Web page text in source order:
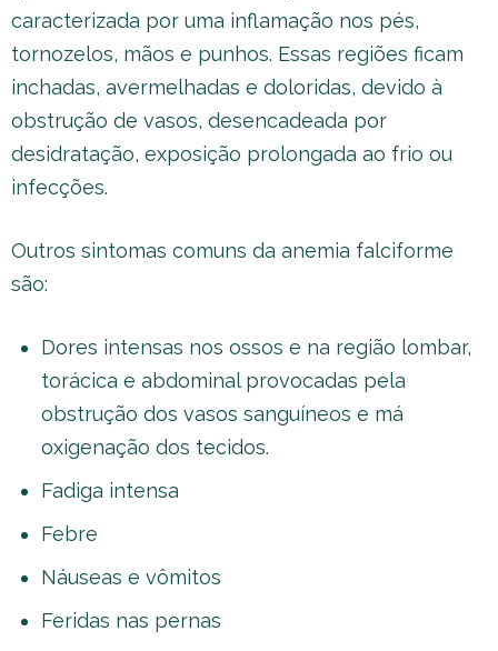
caracterizada por uma inflamação nos pés,
tornozelos, mãos e punhos. Essas regiões ficam
inchadas, avermelhadas e doloridas, devido à
obstrução de vasos, desencadeada por
desidratação, exposição prolongada ao frio ou
infecções.
Outros sintomas comuns da anemia falciforme
são:
Dores intensas nos ossos e na região lombar,
torácica e abdominal provocadas pela
obstrução dos vasos sanguíneos e má
oxigenação dos tecidos.
Fadiga intensa
Febre
Náuseas e vômitos
Feridas nas pernas